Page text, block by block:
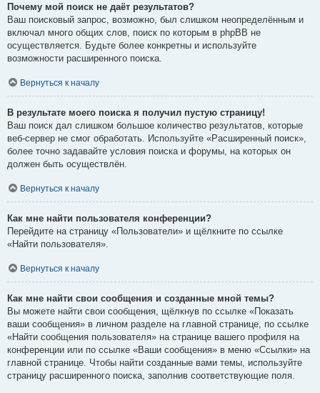
Почему мой поиск не даёт результатов?
Ваш поисковый запрос, возможно, был слишком неопределённым и
включал много общих слов, поиск по которым в phpBB не
осуществляется. Будьте более конкретны и используйте
возможности расширенного поиска.
Вернуться к началу
В результате моего поиска я получил пустую страницу!
Ваш поиск дал слишком большое количество результатов, которые
веб-сервер не смог обработать. Используйте «Расширенный поиск»,
более точно задавайте условия поиска и форумы, на которых он
должен быть осуществлён.
Вернуться к началу
Как мне найти пользователя конференции?
Перейдите на страницу «Пользователи» и щёлкните по ссылке
«Найти пользователя».
Вернуться к началу
Как мне найти свои сообщения и созданные мной темы?
Вы можете найти свои сообщения, щёлкнув по ссылке «Показать
ваши сообщения» в личном разделе на главной странице, по ссылке
«Найти сообщения пользователя» на странице вашего профиля на
конференции или по ссылке «Ваши сообщения» в меню «Ссылки» на
главной странице. Чтобы найти созданные вами темы, используйте
страницу расширенного поиска, заполнив соответствующие поля.